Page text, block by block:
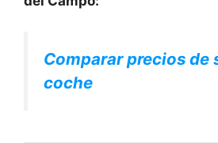
Comparar precios de
coche